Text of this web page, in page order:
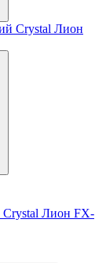
Crystal Лион FX-